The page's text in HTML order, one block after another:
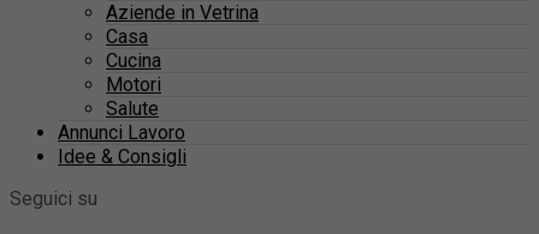
Aziende in Vetrina
Casa
Cucina
Motori
Salute
Annunci Lavoro
Idee & Consigli
Seguici su